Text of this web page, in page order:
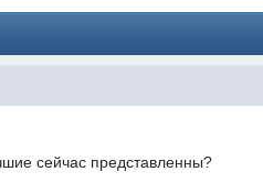
сейчас представленны?